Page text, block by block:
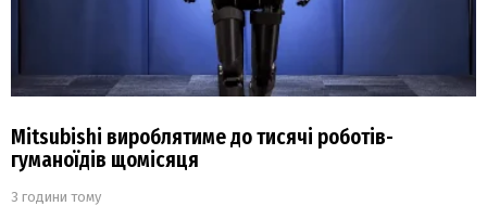
Mitsubishi вироблятиме до тисячі роботів-
гуманоїдів щомісяця
3 години тому